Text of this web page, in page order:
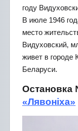
году
В июле 1946
место
Видуховский,
живет в городе
Беларуси.
Остановка
«Лявоніха»